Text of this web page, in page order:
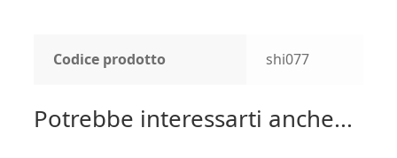
Codice prodotto shi077
Potrebbe interessarti anche...